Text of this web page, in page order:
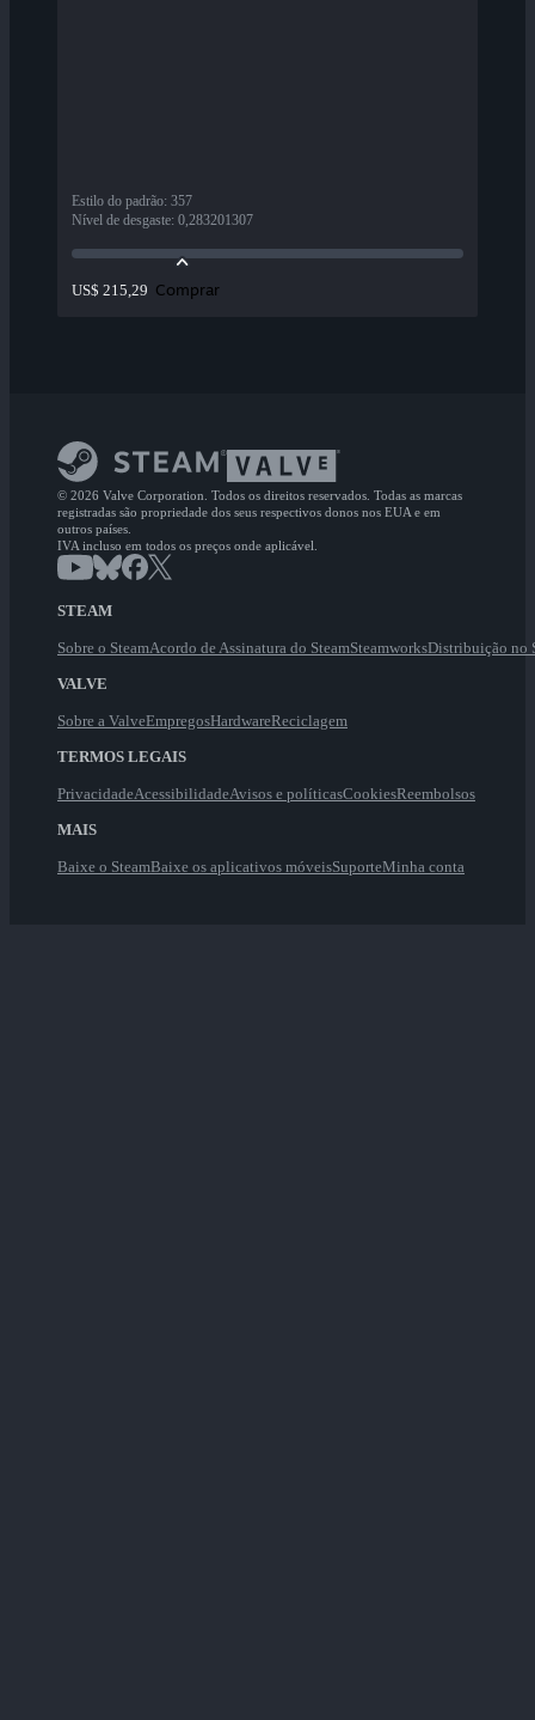
Estilo do padrão: 357
Nível de desgaste: 0,283201307
US$ 215,29 Comprar
© 2026 Valve Corporation. Todos os direitos reservados. Todas as marcas
registradas são propriedade dos seus respectivos donos nos EUA e em
outros países.
IVA incluso em todos os preços onde aplicável.
STEAM
Sobre o SteamAcordo de Assinatura do SteamSteamworksDistribuição no
VALVE
Sobre a ValveEmpregosHardwareReciclagem
TERMOS LEGAIS
PrivacidadeAcessibilidadeAvisos e políticasCookiesReembolsos
MAIS
Baixe o SteamBaixe os aplicativos móveisSuporteMinha conta